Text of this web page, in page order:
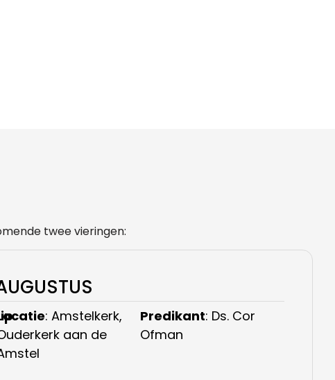
twee vieringen:
:
: Amstelkerk,
aan de
Predikant: Ds. Cor
Ofman